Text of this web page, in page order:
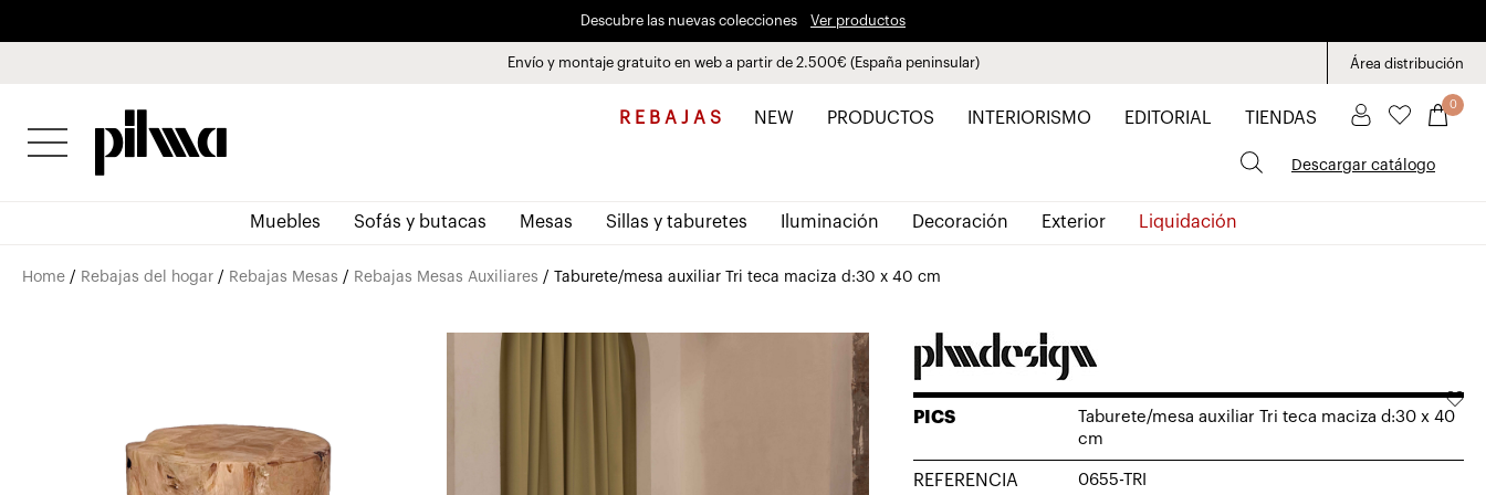
Paga a plazos hasta 3 meses sin intereses 0% TAE
Descubre las nuevas colecciones Ver productos
Envío y montaje gratuito en web a partir de 2.500€ (España peninsular) Área distribución
pilma R E B A J A S NEW PRODUCTOS INTERIORISMO EDITORIAL TIENDAS
0
Descargar catálogo
Muebles Sofás y butacas Mesas Sillas y taburetes Iluminación Decoración Exterior Liquidación
Home / Rebajas del hogar / Rebajas Mesas / Rebajas Mesas Auxiliares / Taburete/mesa auxiliar Tri teca maciza d:30 x 40 cm
PICS
Taburete/mesa auxiliar Tri teca maciza d:30 x 40
cm
REFERENCIA 0655-TRI